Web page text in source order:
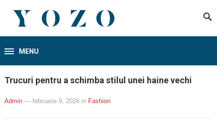
MENU
Trucuri pentru a schimba stilul unei haine vechi
Admin — februarie 9, 2026 in Fashion